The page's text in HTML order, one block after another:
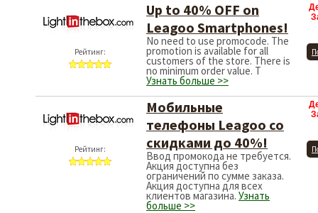
Рейтинг:
Up to 40% OFF on
Leagoo Smartphones!
No need to use promocode. The
promotion is available for all
customers of the store. There is
no minimum order value. T
Узнать больше >>
Рейтинг:
Мобильные
телефоны Leagoo со
скидками до 40%!
Ввод промокода не требуется.
Акция доступна без
ограничений по сумме заказа.
Акция доступна для всех
клиентов магазина. Узнать
больше >>